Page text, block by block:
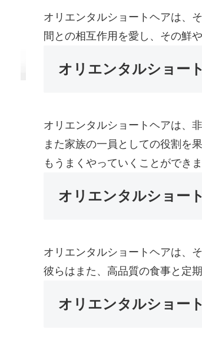
オリエンタルショートヘアは、
間との相互作用を愛し、その鮮
オリエンタルショー
オリエンタルショートヘアは、
また家族の一員としての役割を
もうまくやっていくことができま
オリエンタルショー
オリエンタルショートヘアは、
彼らはまた、高品質の食事と定
オリエンタルショー